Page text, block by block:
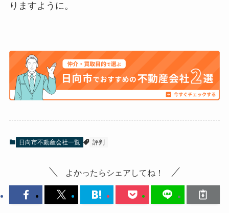
りますように。
日向市不動産会社一覧 評判
よかったらシェアしてね！